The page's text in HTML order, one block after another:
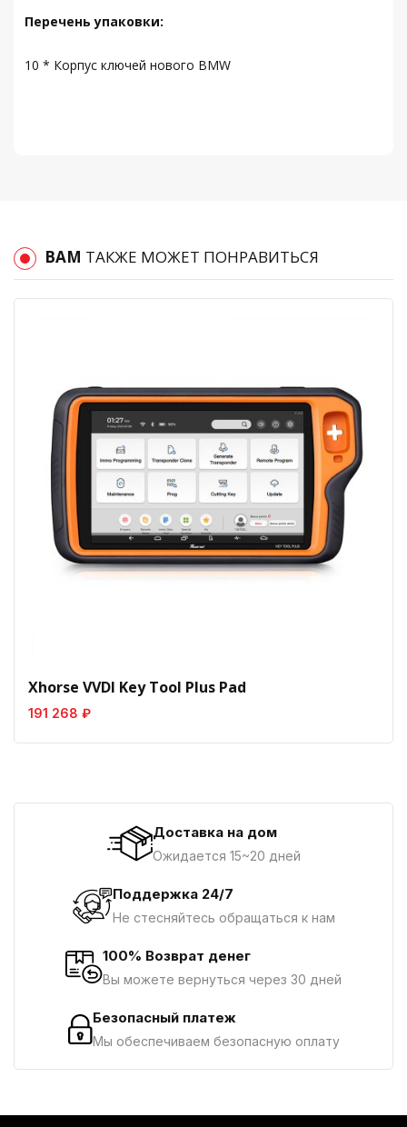
Перечень упаковки:
10 * Корпус ключей нового BMW
ВАМ ТАКЖЕ МОЖЕТ ПОНРАВИТЬСЯ
Xhorse VVDI Key Tool Plus Pad
191 268 ₽
Доставка на дом
Ожидается 15~20 дней
Поддержка 24/7
Не стесняйтесь обращаться к нам
100% Возврат денег
Вы можете вернуться через 30 дней
Безопасный платеж
Мы обеспечиваем безопасную оплату